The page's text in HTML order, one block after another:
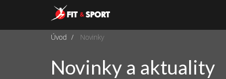
Úvod Novinky
Novinky a aktuality